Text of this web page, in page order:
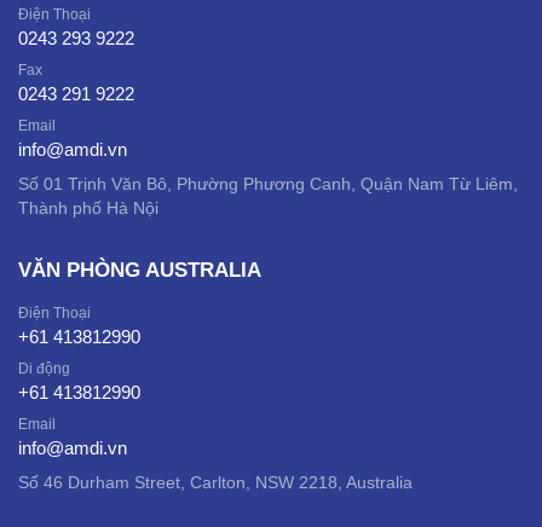
Điện Thoại
0243 293 9222
Fax
0243 291 9222
Email
info@amdi.vn
Số 01 Trịnh Văn Bô, Phường Phương Canh, Quận Nam Từ Liêm,
Thành phố Hà Nội
VĂN PHÒNG AUSTRALIA
Điện Thoại
+61 413812990
Di động
+61 413812990
Email
info@amdi.vn
Số 46 Durham Street, Carlton, NSW 2218, Australia